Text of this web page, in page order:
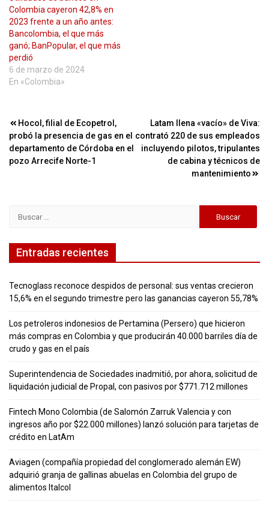
Colombia cayeron 42,8% en
2023 frente a un año antes:
Bancolombia, el que más
ganó; BanPopular, el que más
perdió
6 de marzo de 2024
En «Colombia»
Navegación
de
entradas
Hocol, filial de Ecopetrol,
probó la presencia de gas en el
departamento de Córdoba en el
pozo Arrecife Norte-1
Latam llena «vacío» de Viva:
contrató 220 de sus empleados
incluyendo pilotos, tripulantes
de cabina y técnicos de
mantenimiento
Entradas recientes
Tecnoglass reconoce despidos de personal: sus ventas crecieron
15,6% en el segundo trimestre pero las ganancias cayeron 55,78%
Los petroleros indonesios de Pertamina (Persero) que hicieron
más compras en Colombia y que producirán 40.000 barriles día de
crudo y gas en el país
Superintendencia de Sociedades inadmitió, por ahora, solicitud de
liquidación judicial de Propal, con pasivos por $771.712 millones
Fintech Mono Colombia (de Salomón Zarruk Valencia y con
ingresos año por $22.000 millones) lanzó solución para tarjetas de
crédito en LatAm
Aviagen (compañía propiedad del conglomerado alemán EW)
adquirió granja de gallinas abuelas en Colombia del grupo de
alimentos Italcol